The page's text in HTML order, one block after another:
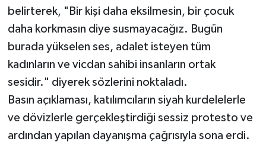
belirterek, "Bir kişi daha eksilmesin, bir çocuk
daha korkmasın diye susmayacağız. Bugün
burada yükselen ses, adalet isteyen tüm
kadınların ve vicdan sahibi insanların ortak
sesidir." diyerek sözlerini noktaladı.
Basın açıklaması, katılımcıların siyah kurdelelerle
ve dövizlerle gerçekleştirdiği sessiz protesto ve
ardından yapılan dayanışma çağrısıyla sona erdi.